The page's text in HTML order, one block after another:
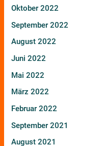
Oktober 2022
September 2022
August 2022
Juni 2022
Mai 2022
März 2022
Februar 2022
September 2021
August 2021